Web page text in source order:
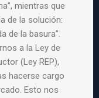
mientras que
de la solución:
de la basura”.
a la Ley de
(Ley REP),
hacerse cargo
Esto nos